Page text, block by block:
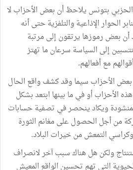
بتونس يلاحظ أن بعض الأحزاب لا
الحوار الإذاعية والتلفزية حتى أنه
أن بعض رموزها يرتقون إلى مرتبة
إلى السياسة سرعان ما تهتز
مع أفعالهم.
الأحزاب سيما وقد كشف واقع الحال
الأحزاب أو في ما بينها ابتعد بشكل
ويكاد ينحصر في تصفية حسابات
من أجل الحصول على مغانم الثورة
التمعش من خيرات البلاد.
ولكن هل هناك سبب آخر لانصراف
التي تهم تحسين الواقع المعيش